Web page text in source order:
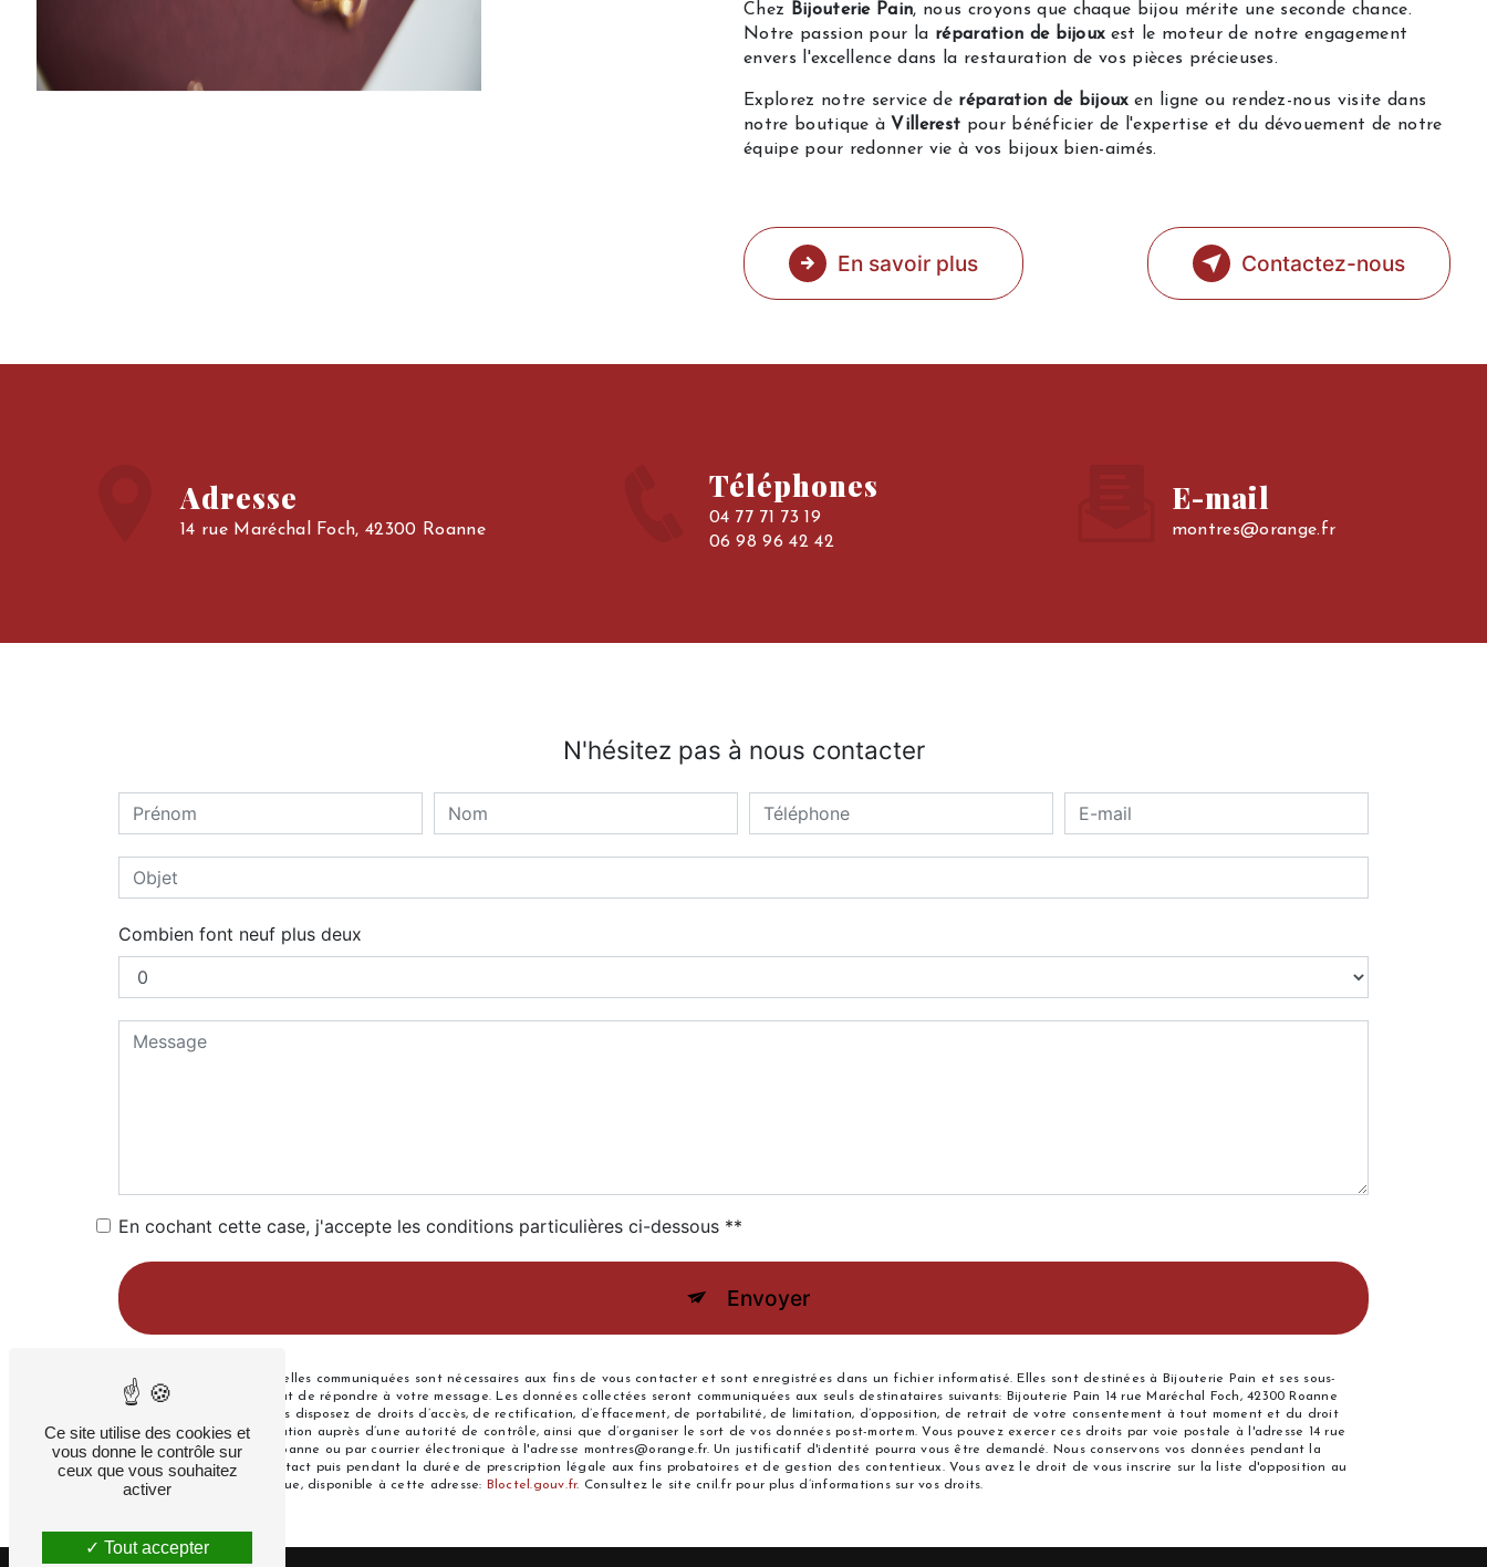
Chez Bijouterie Pain, nous croyons que chaque bijou mérite une seconde chance.
Notre passion pour la réparation de bijouxest le moteur de notre engagement
envers l'excellence dans la restauration de vos pièces précieuses.
Explorez notre service de réparation de bijouxen ligne ou rendez-nous visite dans
notre boutique à Villerest pour bénéficier de l'expertise et du dévouement de notre
équipe pour redonner vie à vos bijoux bien-aimés.
En savoir plus Contactez-nous
Adresse
14 rue Maréchal Foch, 42300 Roanne
Téléphones
04 77 71 73 19
06 98 96 42 42
E-mail
montres@orange.fr
N'hésitez pas à nous contacter
Combien font neuf plus deux
En cochant cette case, j'accepte les conditions particulières ci-dessous **
Envoyer
** Les données personnelles communiquées sont nécessaires aux fins de vous contacter et sont enregistrées dans un fichier informatisé. Elles sont destinées à Bijouterie Pain et ses sous-
traitants dans le seul but de répondre à votre message. Les données collectées seront communiquées aux seuls destinataires suivants: Bijouterie Pain 14 rue Maréchal Foch, 42300 Roanne
montres@orange.fr. Vous disposez de droits d’accès, de rectification, d’effacement, de portabilité, de limitation, d’opposition, de retrait de votre consentement à tout moment et du droit
d’introduire une réclamation auprès d’une autorité de contrôle, ainsi que d’organiser le sort de vos données post-mortem. Vous pouvez exercer ces droits par voie postale à l'adresse 14 rue
Maréchal Foch, 42300 Roanne ou par courrier électronique à l'adresse montres@orange.fr. Un justificatif d'identité pourra vous être demandé. Nous conservons vos données pendant la
période de prise de contact puis pendant la durée de prescription légale aux fins probatoires et de gestion des contentieux. Vous avez le droit de vous inscrire sur la liste d'opposition au
démarchage téléphonique, disponible à cette adresse: Bloctel.gouv.fr. Consultez le site cnil.fr pour plus d’informations sur vos droits.
Ce site utilise des cookies et
vous donne le contrôle sur
ceux que vous souhaitez
activer
Tout accepter